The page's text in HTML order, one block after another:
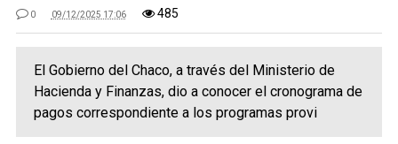
0 09/12/2025 17:06 485
El Gobierno del Chaco, a través del Ministerio de
Hacienda y Finanzas, dio a conocer el cronograma de
pagos correspondiente a los programas provi